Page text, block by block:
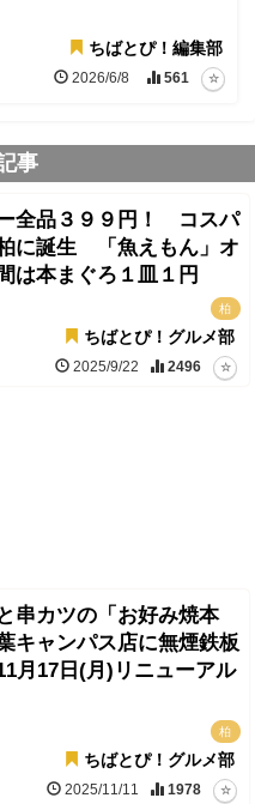
ちばとぴ！編集部
2026/6/8 561
事
全品３９９円！ コスパ
に誕生 「魚えもん」オ
は本まぐろ１皿１円
柏
ちばとぴ！グルメ部
2025/9/22 2496
串カツの「お好み焼本
ャンパス店に無煙鉄板
月17日(月)リニューアル
柏
ちばとぴ！グルメ部
2025/11/11 1978